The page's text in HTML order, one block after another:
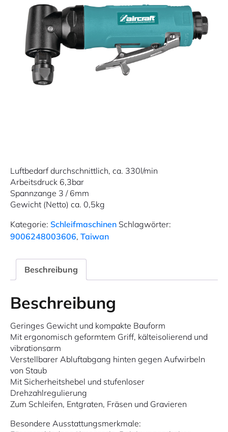
Luftbedarf durchschnittlich, ca. 330l/min
Arbeitsdruck 6,3bar
Spannzange 3 / 6mm
Gewicht (Netto) ca. 0,5kg
Kategorie: Schleifmaschinen Schlagwörter:
9006248003606, Taiwan
Beschreibung
Beschreibung
Geringes Gewicht und kompakte Bauform
Mit ergonomisch geformtem Griff, kälteisolierend und
vibrationsarm
Verstellbarer Abluftabgang hinten gegen Aufwirbeln
von Staub
Mit Sicherheitshebel und stufenloser
Drehzahlregulierung
Zum Schleifen, Entgraten, Fräsen und Gravieren
Besondere Ausstattungsmerkmale: